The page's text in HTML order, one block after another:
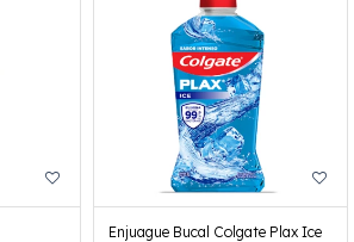
Enjuague Bucal Colgate Plax Ice